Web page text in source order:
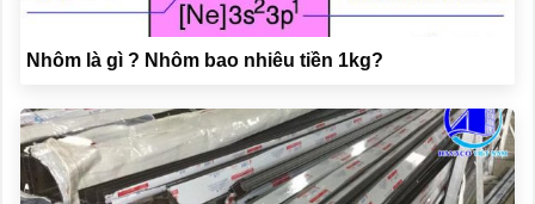
​Nhôm là gì ? Nhôm bao nhiêu tiền 1kg?